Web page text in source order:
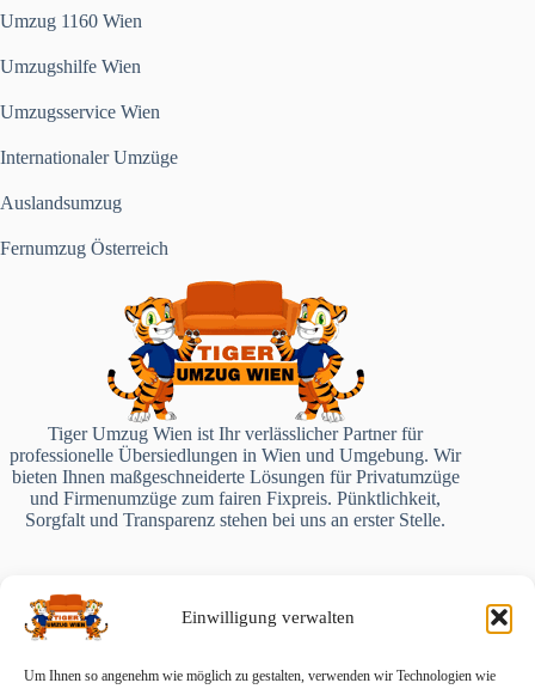
Einwilligung verwalten
Um Ihnen so angenehm wie möglich zu gestalten, verwenden wir Technologien wie
Umzug 1160 Wien
Umzugshilfe Wien
Umzugsservice Wien
Internationaler Umzüge
Auslandsumzug
Fernumzug Österreich
Tiger Umzug Wien ist Ihr verlässlicher Partner für
professionelle Übersiedlungen in Wien und Umgebung. Wir
bieten Ihnen maßgeschneiderte Lösungen für Privatumzüge
und Firmenumzüge zum fairen Fixpreis. Pünktlichkeit,
Sorgfalt und Transparenz stehen bei uns an erster Stelle.
Telefon:
+43 660 3100725